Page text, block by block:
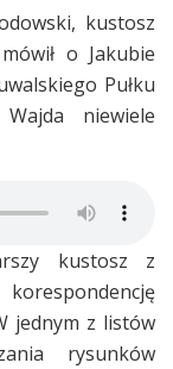
kustosz
o Jakubie
Pułku
niewiele
kustosz z
jednym z listów
rysunków